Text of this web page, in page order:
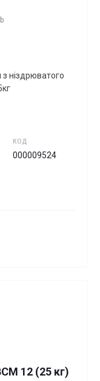
ніздрюватого
КОД
000009524
12 (25 кг)